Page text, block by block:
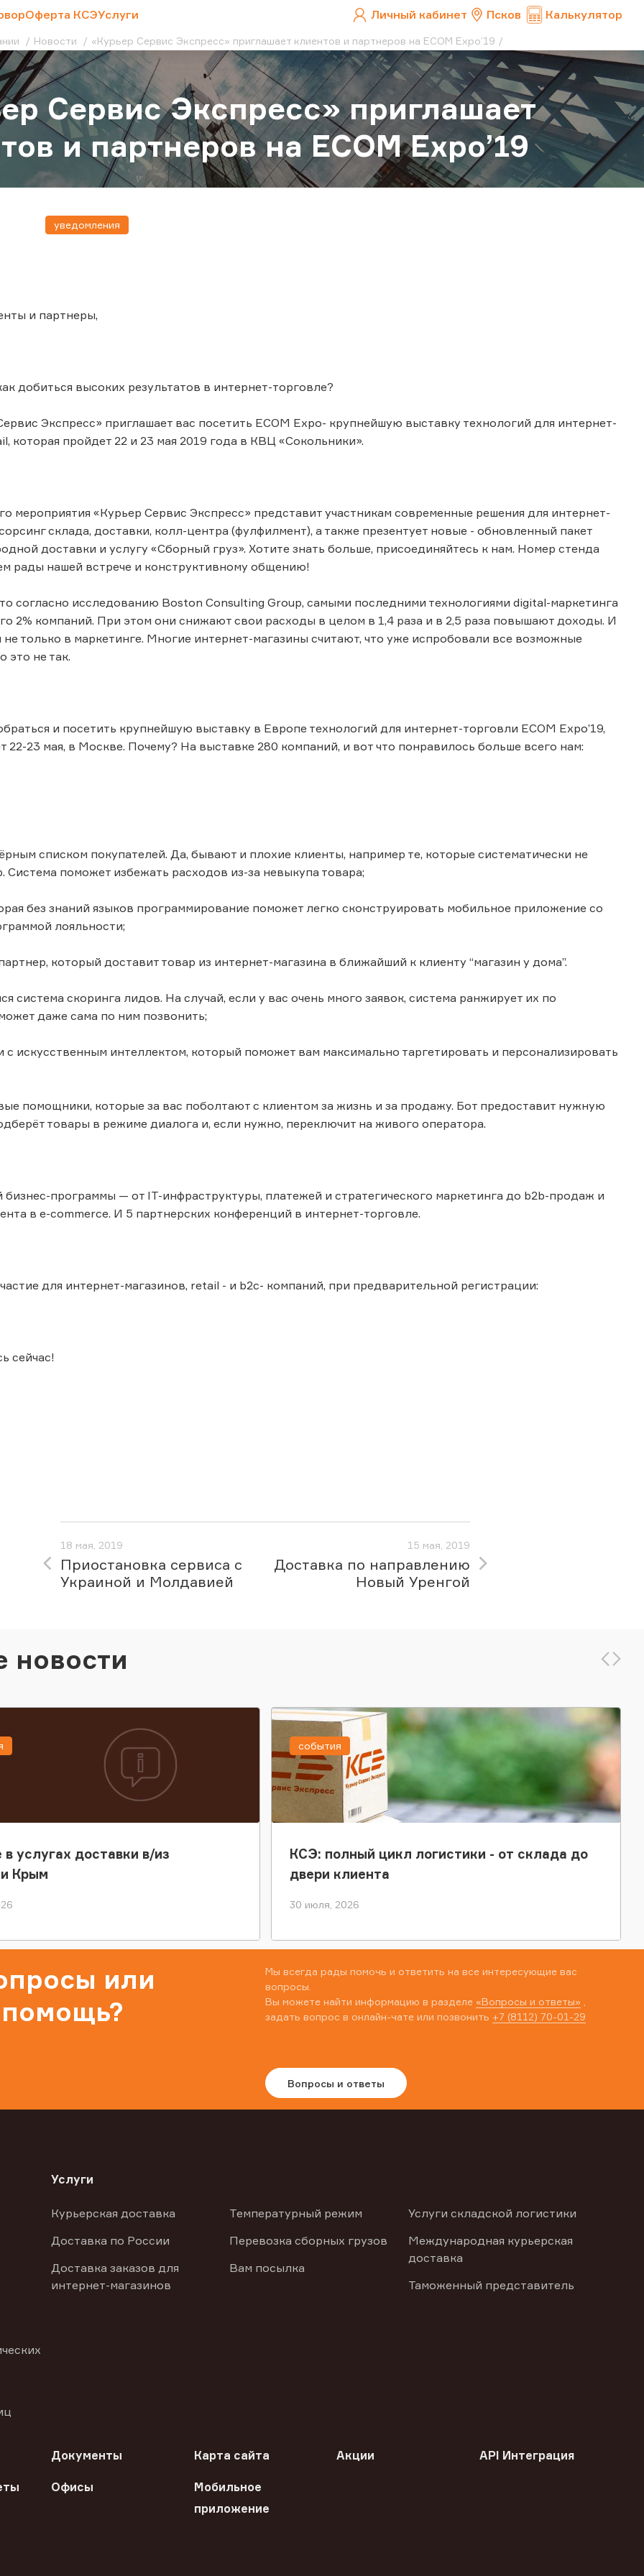
Оферта КСЭУслуги Личный кабинет Псков Калькулятор
Новости «Курьер Сервис Экспресс» приглашает клиентов и партнеров на ECOM Expo’19
Сервис Экспресс» приглашает
и партнеров на ECOM Expo’19
уведомления
и партнеры,
добиться высоких результатов в интернет-торговле?
Экспресс» приглашает вас посетить ECOM Expo- крупнейшую выставку технологий для интернет-
которая пройдет 22 и 23 мая 2019 года в КВЦ «Сокольники».
мероприятия «Курьер Сервис Экспресс» представит участникам современные решения для интернет-
склада, доставки, колл-центра (фулфилмент), а также презентует новые - обновленный пакет
доставки и услугу «Сборный груз». Хотите знать больше, присоединяйтесь к нам. Номер стенда
рады нашей встрече и конструктивному общению!
согласно исследованию Boston Consulting Group, самыми последними технологиями digital-маркетинга
2% компаний. При этом они снижают свои расходы в целом в 1,4 раза и в 2,5 раза повышают доходы. И
не только в маркетинге. Многие интернет-магазины считают, что уже испробовали все возможные
это не так.
и посетить крупнейшую выставку в Европе технологий для интернет-торговли ECOM Expo’19,
22-23 мая, в Москве. Почему? На выставке 280 компаний, и вот что понравилось больше всего нам:
списком покупателей. Да, бывают и плохие клиенты, например те, которые систематически не
Система поможет избежать расходов из-за невыкупа товара;
без знаний языков программирование поможет легко сконструировать мобильное приложение со
лояльности;
который доставит товар из интернет-магазина в ближайший к клиенту “магазин у дома”.
система скоринга лидов. На случай, если у вас очень много заявок, система ранжирует их по
даже сама по ним позвонить;
с искусственным интеллектом, который поможет вам максимально таргетировать и персонализировать
помощники, которые за вас поболтают с клиентом за жизнь и за продажу. Бот предоставит нужную
товары в режиме диалога и, если нужно, переключит на живого оператора.
программы — от IT-инфраструктуры, платежей и стратегического маркетинга до b2b-продаж и
в e-commerce. И 5 партнерских конференций в интернет-торговле.
для интернет-магазинов, retail - и b2с- компаний, при предварительной регистрации:
сейчас!
18 мая, 2019
Приостановка сервиса c
Украиной и Молдавией
15 мая, 2019
Доставка по направлению
Новый Уренгой
новости
услугах доставки в/из
Крым
КСЭ: полный цикл логистики - от склада до
двери клиента
30 июля, 2026
события
или
Мы всегда рады помочь и ответить на все интересующие вас
вопросы.
Вы можете найти информацию в разделе «Вопросы и ответы»
задать вопрос в онлайн-чате или позвонить +7 (8112) 70-01-29
Вопросы и ответы
Услуги
Курьерская доставка
Доставка по России
Доставка заказов для
интернет-магазинов
Температурный режим
Перевозка сборных грузов
Вам посылка
Услуги складской логистики
Международная курьерская
доставка
Таможенный представитель
Документы Карта сайта Акции API Интеграция
Офисы
Мобильное
приложение